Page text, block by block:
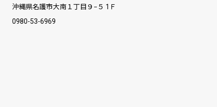
沖縄県名護市大南１丁目９−５ 1Ｆ
0980-53-6969